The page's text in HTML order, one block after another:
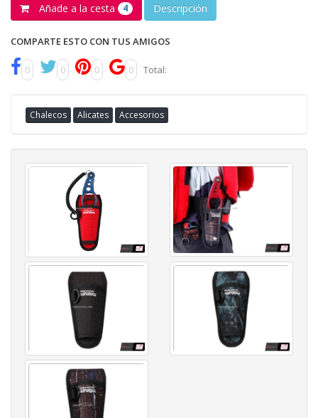
Añade a la cesta 4 Descripción
COMPARTE ESTO CON TUS AMIGOS
0 0 0 0 Total:
Chalecos Alicates Accesorios